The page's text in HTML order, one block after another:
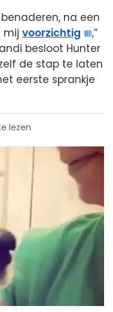
na een
mij voorzichtig
,”
besloot Hunter
de stap te laten
eerste sprankje
lezen